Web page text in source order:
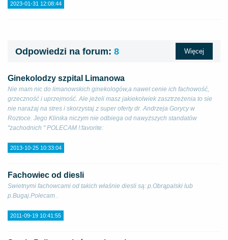
2023-01-31 12:08:44
Odpowiedzi na forum: 8 Więcej
Ginekolodzy szpital Limanowa
Nie mam nic do limanowskich ginekologów,a nawet cenie ich fachowość,
grzeczność i uprzejmość. Ale jeżeli masz jakiekolwiek zasztrzeżenia to sie
nie narażaj na stres i skorzystaj z super oferty dr. Andrzeja Gorycy w
Roztoce. Jego Klinika niczym nie odbiega od nawyższych standatów
"zachodnich " POLECAM !:favorite:
2013-10-25 10:33:04
Fachowiec od diesli
Swietnymi fachowcami od takich właśnie diesli są: p.Obrąpalski lub
p.Bugaj.Polecam .
2011-09-19 10:41:55